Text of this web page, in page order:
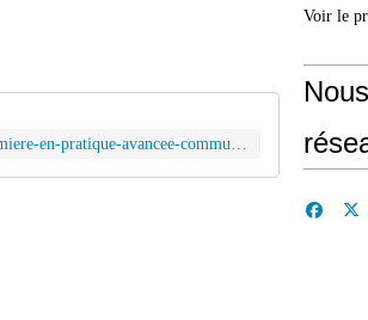
https://toute-la.veille-acteurs-sante.fr/101817/creation-des-infirmiere-en-pratique-avancee-communique/
Voir le